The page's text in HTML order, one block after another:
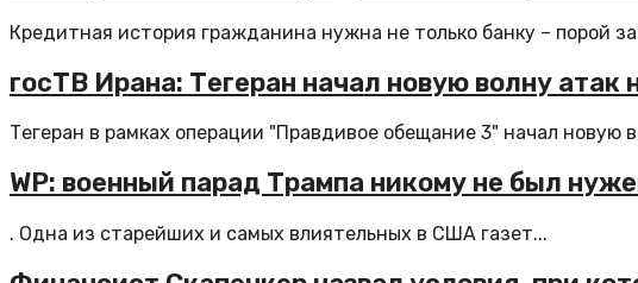
Кредитная история гражданина нужна не только банку – порой
госТВ Ирана: Тегеран начал новую волну атак
Тегеран в рамках операции "Правдивое обещание 3" начал новую
WP: военный парад Трампа никому не был
. Одна из старейших и самых влиятельных в США газет...